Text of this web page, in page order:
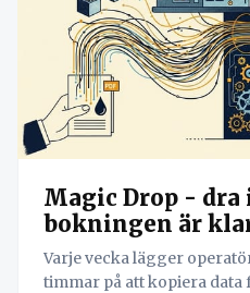
Magic Drop - dra
bokningen är
Varje vecka lägger
timmar på att kopiera data